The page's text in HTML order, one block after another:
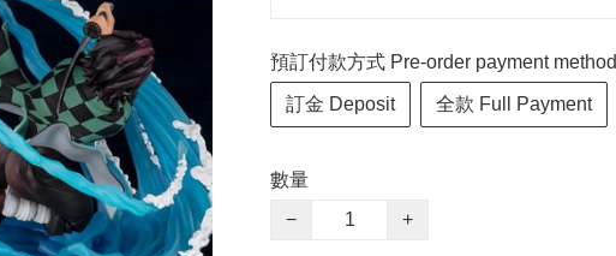
預訂付款方式 Pre-order payment method
訂金 Deposit 全款 Full Payment
數量
−
+